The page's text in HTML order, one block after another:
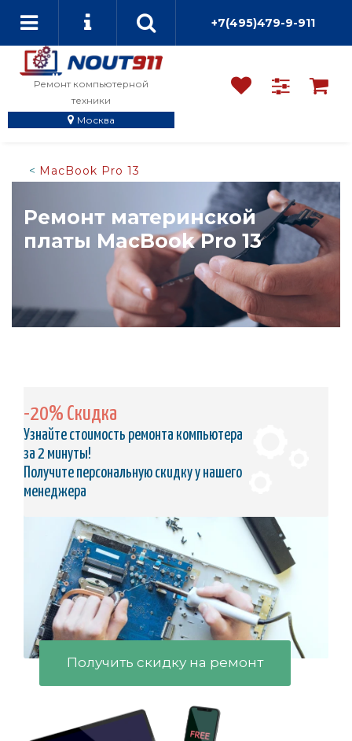
+7(495)479-9-911
Ремонт компьютерной
техники
Москва
MacBook Pro 13
Ремонт материнской
платы MacBook Pro 13
-20% Скидка
Узнайте стоимость ремонта компьютера
за 2 минуты!
Получите персональную скидку у нашего
менеджера
Получить скидку на ремонт